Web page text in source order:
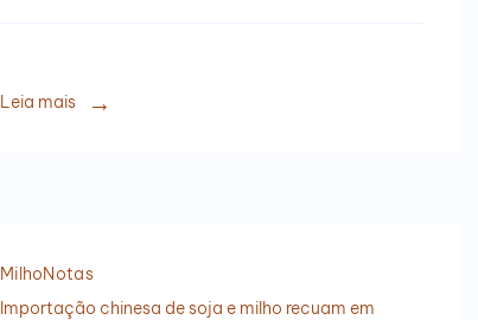
Leia mais
MilhoNotas
Importação chinesa de soja e milho recuam em